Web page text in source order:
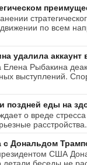
по всем
удалила аккаунт
Рыбакина
выступлений.
поздней еды на
о вреде
расстройства.
с Дональдом
США